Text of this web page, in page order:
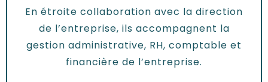
En étroite collaboration avec la direction
de l’entreprise, ils accompagnent la
gestion administrative, RH, comptable et
financière de l’entreprise.